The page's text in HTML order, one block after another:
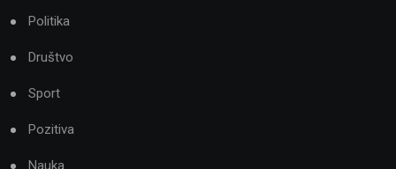
Politika
Društvo
Sport
Pozitiva